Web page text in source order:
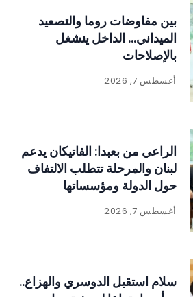
بين مفاوضات روما والتصعيد
الميداني… الداخل ينشغل
بالإصلاحات
أغسطس 7, 2026
الراعي من بعبدا: الفاتيكان يدعم
لبنان والمرحلة تتطلب الالتفاف
حول الدولة ومؤسساتها
أغسطس 7, 2026
سلام استقبل الدوسري والهزاع..